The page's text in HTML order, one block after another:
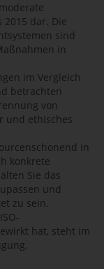
dar. Die
sind
in
im Vergleich
betrachten
von
und ethisches
in
konkrete
Sie das
und
zu sein.
hat, steht im